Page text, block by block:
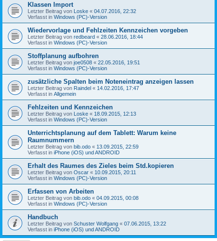
Klassen Import
Letzter Beitrag von Loske « 04.07.2016, 22:32
Verfasst in Windows (PC)-Version
Wiedervorlage und Fehlzeiten Kennzeichen vorgeben
Letzter Beitrag von redbeard « 28.06.2016, 18:44
Verfasst in Windows (PC)-Version
Stoffplanung aufbohren
Letzter Beitrag von joe0508 « 22.05.2016, 19:51
Verfasst in Windows (PC)-Version
zusätzliche Spalten beim Noteneintrag anzeigen lassen
Letzter Beitrag von Raindel « 14.02.2016, 17:47
Verfasst in Allgemein
Fehlzeiten und Kennzeichen
Letzter Beitrag von Loske « 18.09.2015, 12:13
Verfasst in Windows (PC)-Version
Unterrichtsplanung auf dem Tablett: Warum keine
Raumnummern
Letzter Beitrag von bib.odo « 13.09.2015, 22:59
Verfasst in iPhone (iOS) und ANDROID
Erhalt des Raumes des Zieles beim Std.kopieren
Letzter Beitrag von Oscar « 10.09.2015, 20:11
Verfasst in Windows (PC)-Version
Erfassen von Arbeiten
Letzter Beitrag von bib.odo « 04.09.2015, 00:08
Verfasst in Windows (PC)-Version
Handbuch
Letzter Beitrag von Schuster Wolfgang « 07.06.2015, 13:22
Verfasst in iPhone (iOS) und ANDROID